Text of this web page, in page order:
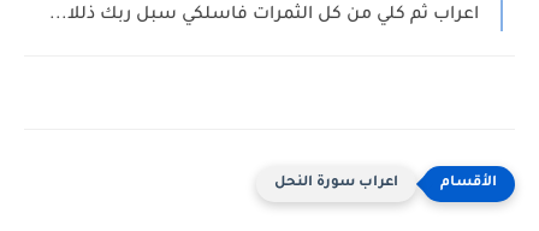
اعراب ثم كلي من كل الثمرات فاسلكي سبل ربك ذللا...
اعراب سورة النحل